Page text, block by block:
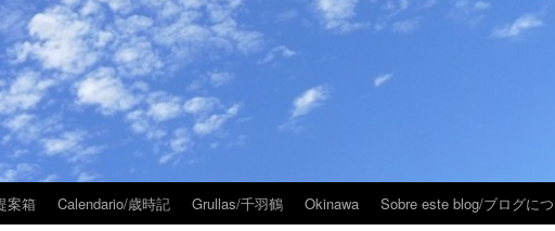
案箱 Calendario/歳時記 Grullas/千羽鶴 Okinawa Sobre este blog/ブログに